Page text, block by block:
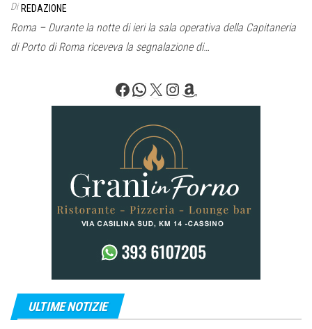
Di REDAZIONE
Roma – Durante la notte di ieri la sala operativa della Capitaneria
di Porto di Roma riceveva la segnalazione di…
Facebook
WhatsApp
X Instagram
Amazon
ULTIME NOTIZIE